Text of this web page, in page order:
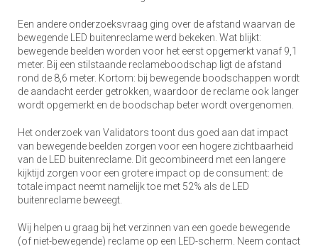
Een andere onderzoeksvraag ging over de afstand waarvan de
bewegende LED buitenreclame werd bekeken. Wat blijkt:
bewegende beelden worden voor het eerst opgemerkt vanaf 9,1
meter. Bij een stilstaande reclameboodschap ligt de afstand
rond de 8,6 meter. Kortom: bij bewegende boodschappen wordt
de aandacht eerder getrokken, waardoor de reclame ook langer
wordt opgemerkt en de boodschap beter wordt overgenomen.
Het onderzoek van Validators toont dus goed aan dat impact
van bewegende beelden zorgen voor een hogere zichtbaarheid
van de LED buitenreclame. Dit gecombineerd met een langere
kijktijd zorgen voor een grotere impact op de consument: de
totale impact neemt namelijk toe met 52% als de LED
buitenreclame beweegt.
Wij helpen u graag bij het verzinnen van een goede bewegende
(of niet-bewegende) reclame op een LED-scherm. Neem contact